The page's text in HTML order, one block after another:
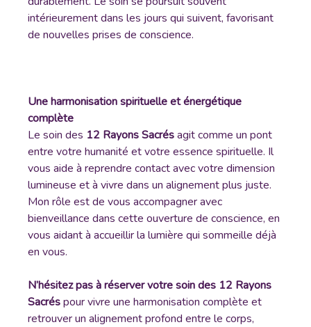
intérieurement dans les jours qui suivent, favorisant
de nouvelles prises de conscience.
Une harmonisation spirituelle et énergétique
complète
Le soin des 12 Rayons Sacrésagit comme un pont
entre votre humanité et votre essence spirituelle. Il
vous aide à reprendre contact avec votre dimension
lumineuse et à vivre dans un alignement plus juste.
Mon rôle est de vous accompagner avec
bienveillance dans cette ouverture de conscience, en
vous aidant à accueillir la lumière qui sommeille déjà
en vous.
N’hésitez pas à réserver votre soin des 12 Rayons
Sacréspour vivre une harmonisation complète et
retrouver un alignement profond entre le corps,